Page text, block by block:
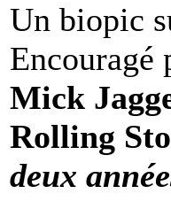
Un biopic
Encouragé
Mick
Rolling
deux